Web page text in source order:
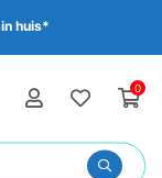
huis*
0